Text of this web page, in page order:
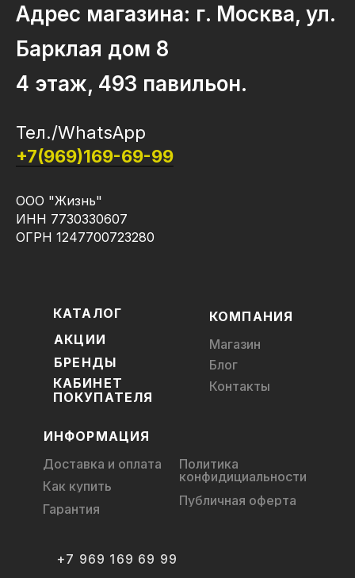
Адрес магазина: г. Москва, ул.
Барклая дом 8
4 этаж, 493 павильон.
Тел./WhatsApp
+7(969)169-69-99
ООО "Жизнь"
ИНН 7730330607
ОГРН 1247700723280
КАТАЛОГ
КАБИНЕТ
ПОКУПАТЕЛЯ
БРЕНДЫ
АКЦИИ
Магазин
Блог
Контакты
КОМПАНИЯ
+7 969 169 69 99
ИНФОРМАЦИЯ
Доставка и оплата
Как купить
Политика
конфидициальности
Публичная оферта
Гарантия